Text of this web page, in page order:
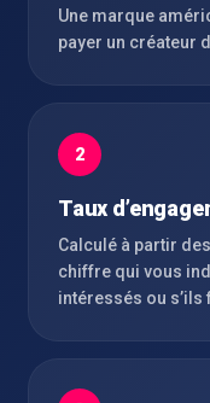
Une marque
payer un créateur
2
Taux
Calculé à partir
chiffre qui vous
intéressés ou